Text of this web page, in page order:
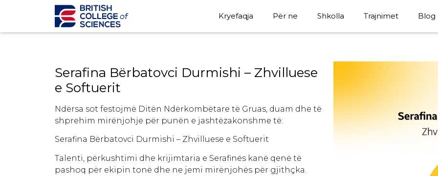
Kryefaqja Për ne Shkolla Trajnimet Blog
Serafina Bërbatovci Durmishi – Zhvilluese
e Softuerit
Ndërsa sot festojmë Ditën Ndërkombëtare të Gruas, duam dhe të
shprehim mirënjohje për punën e jashtëzakonshme të:
Serafina Bërbatovci Durmishi – Zhvilluese e Softuerit
Talenti, përkushtimi dhe krijimtaria e Serafinës kanë qenë të
pashoq për ekipin tonë dhe ne jemi mirënjohës për gjithçka.